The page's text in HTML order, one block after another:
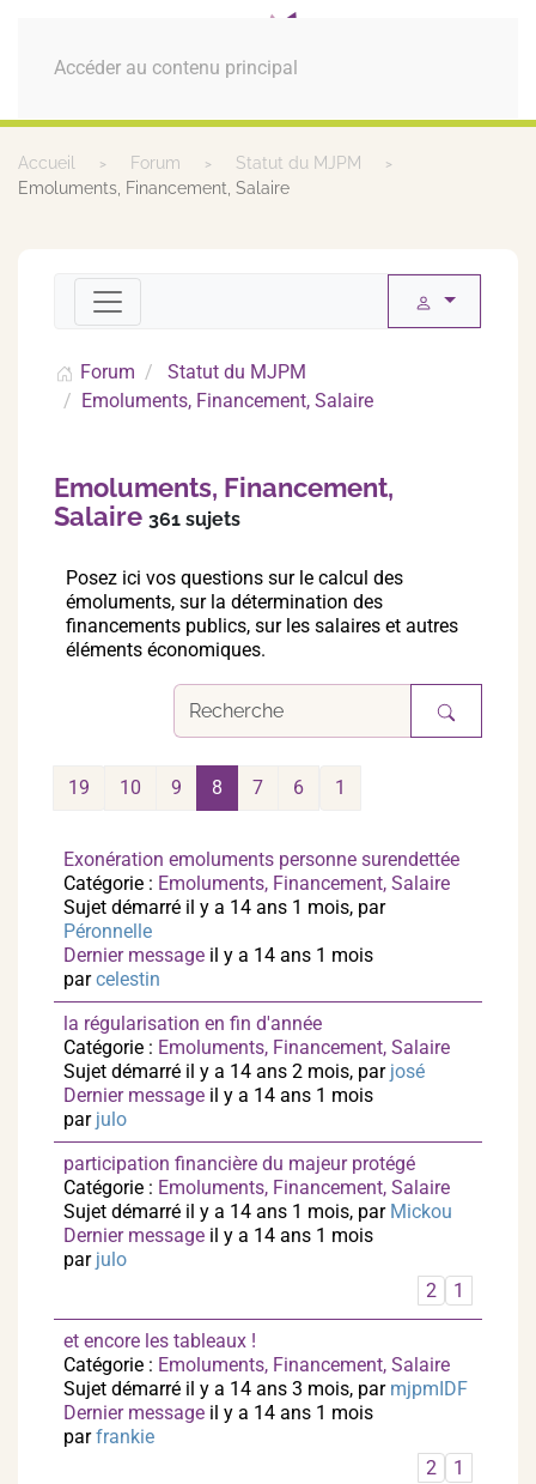
Accéder au contenu principal
MENU
Accueil Forum
Statut du MJPM
Emoluments, Financement, Salaire
Forum
Statut du MJPM
Emoluments, Financement, Salaire
Emoluments, Financement,
Salaire 361 sujets
Posez ici vos questions sur le calcul des
émoluments, sur la détermination des
financements publics, sur les salaires et autres
éléments économiques.
1
6
7
8
9
10
19
Exonération emoluments personne surendettée
Catégorie : Emoluments, Financement, Salaire
Sujet démarré il y a 14 ans 1 mois, par
Péronnelle
Dernier message il y a 14 ans 1 mois
parcelestin
la régularisation en fin d'année
Catégorie : Emoluments, Financement, Salaire
Sujet démarré il y a 14 ans 2 mois, par josé
Dernier message il y a 14 ans 1 mois
par julo
participation financière du majeur protégé
Catégorie : Emoluments, Financement, Salaire
Sujet démarré il y a 14 ans 1 mois, par Mickou
Dernier message il y a 14 ans 1 mois
par julo
1
2
et encore les tableaux !
Catégorie : Emoluments, Financement, Salaire
Sujet démarré il y a 14 ans 3 mois, par mjpmIDF
Dernier message il y a 14 ans 1 mois
parfrankie
1
2